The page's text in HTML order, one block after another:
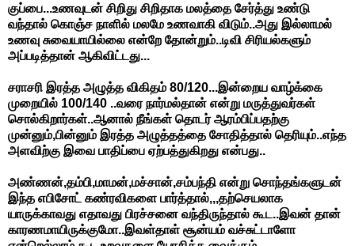
குப்பை...உணவுடன் சிறிது சிறிதாக மலத்தை சேர்த்து உண்டு
வந்தால் கொஞ்ச நாளில் மலமே உணவாகி விடும்..அது இல்லாமல்
உணவு சுவையாயில்லை என்றே தோன்றும்..டிவி சிரியல்களும்
அப்படித்தான் ஆகிவிட்டது...
சராசரி இரத்த அழுத்த விகிதம் 80/120...இன்றைய வாழ்க்கை
முறையில் 100/140 ..வரை நார்மல்தான் என்று மருத்துவர்கள்
சொல்கிறார்கள்..ஆனால் நீங்கள் தொடர் ஆரம்பிப்பதற்கு
முன்னும்,பின்னும் இரத்த அழுத்தத்தை சோதித்தால் தெரியும்..எந்த
அளவிற்கு இவை பாதிப்பை ஏற்பத்துகிறது என்பது..
அண்ணன்,தம்பி,மாமன்,மச்சான்,சம்பந்தி என்று சொந்தங்களுடன்
இந்த எபிசோட் கண்ரவிகளை பார்த்தால்,,,தற்செயலாக
யாருக்காவது எதாவது பிரச்சனை வந்திருந்தால் கூட..இவன் தான்
காரணமாயிருக்குமோ..இவள்தாள் சூன்யம் வச்சுட்டாளோ